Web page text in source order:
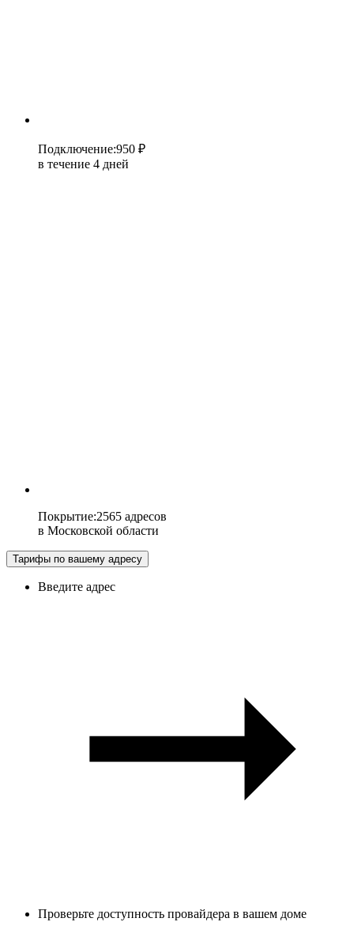
Подключение:950 ₽
в течение 4 дней
Покрытие:2565 адресов
в Московской области
Тарифы по вашему адресу
Введите адрес
Проверьте доступность провайдера в вашем доме